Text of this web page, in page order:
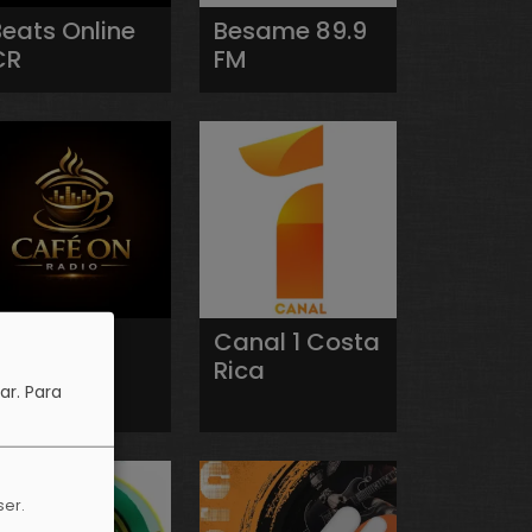
Online
Besame 89.9
FM
Canal 1 Costa
Rica
Para